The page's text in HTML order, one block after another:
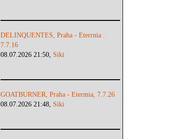
DELINQUENTES, Praha - Eterrnia .
7.7.16
08.07.2026 21:50, Siki
GOATBURNER, Praha - Etermia, 7.7.26
08.07.2026 21:48, Siki